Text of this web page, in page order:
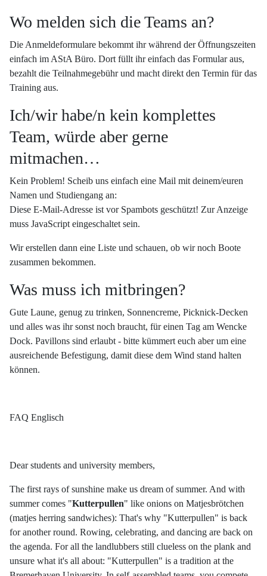
Wo melden sich die Teams an?
Die Anmeldeformulare bekommt ihr während der Öffnungszeiten
einfach im AStA Büro. Dort füllt ihr einfach das Formular aus,
bezahlt die Teilnahmegebühr und macht direkt den Termin für das
Training aus.
Ich/wir habe/n kein komplettes
Team, würde aber gerne
mitmachen…
Kein Problem! Scheib uns einfach eine Mail mit deinem/euren
Namen und Studiengang an:
Diese E-Mail-Adresse ist vor Spambots geschützt! Zur Anzeige
muss JavaScript eingeschaltet sein.
Wir erstellen dann eine Liste und schauen, ob wir noch Boote
zusammen bekommen.
Was muss ich mitbringen?
Gute Laune, genug zu trinken, Sonnencreme, Picknick-Decken
und alles was ihr sonst noch braucht, für einen Tag am Wencke
Dock. Pavillons sind erlaubt - bitte kümmert euch aber um eine
ausreichende Befestigung, damit diese dem Wind stand halten
können.
FAQ Englisch
Dear students and university members,
The first rays of sunshine make us dream of summer. And with
summer comes "Kutterpullen" like onions on Matjesbrötchen
(matjes herring sandwiches): That's why "Kutterpullen" is back
for another round. Rowing, celebrating, and dancing are back on
the agenda. For all the landlubbers still clueless on the plank and
unsure what it's all about: "Kutterpullen" is a tradition at the